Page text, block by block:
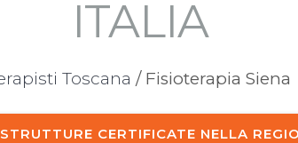
ITALIA
Toscana / Fisioterapia Siena
CERTIFICATE NELLA